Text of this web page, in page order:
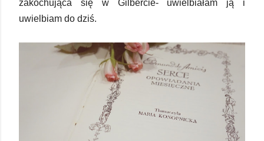
zakochująca się w Gilbercie- uwielbiałam ją i
uwielbiam do dziś.